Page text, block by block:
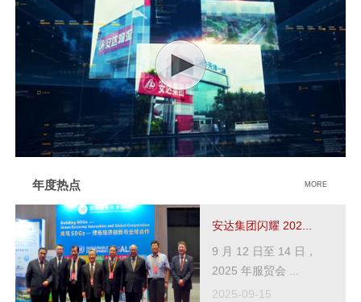
年度热点 MORE
安达集团闪耀 202...
9 月 12 日至 14 日，
2025 年服贸会 ...
2025-09-15